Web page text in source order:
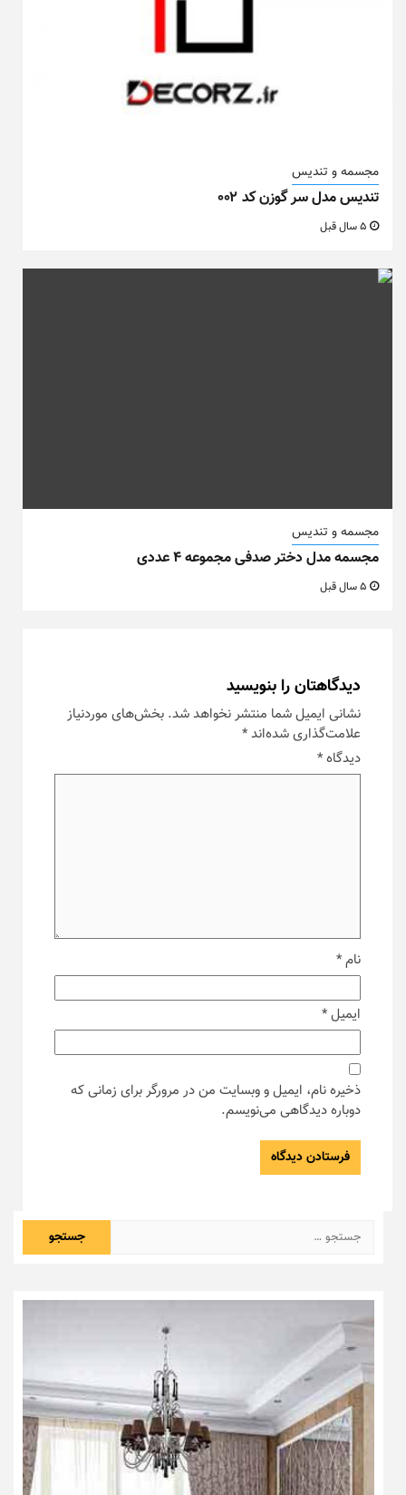
مجسمه و تندیس
تندیس مدل سر گوزن کد ۰۰۲
مجسمه و تندیس
مجسمه مدل دختر صدفی مجموعه ۴ عددی
دیدگاهتان را بنویسید
نشانی ایمیل شما منتشر نخواهد شد. بخش‌های موردنیاز
علامت‌گذاری شده‌اند*
دیدگاه*
نام*
ایمیل*
ذخیره نام، ایمیل و وبسایت من در مرورگر برای زمانی که
دوباره دیدگاهی می‌نویسم.
جستجو
برای: